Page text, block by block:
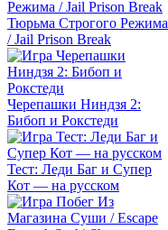
Тюрьма Строгого Режима
/ Jail Prison Break
Черепашки Ниндзя 2:
Бибоп и Рокстеди
Тест: Леди Баг и Супер
Кот — на русском